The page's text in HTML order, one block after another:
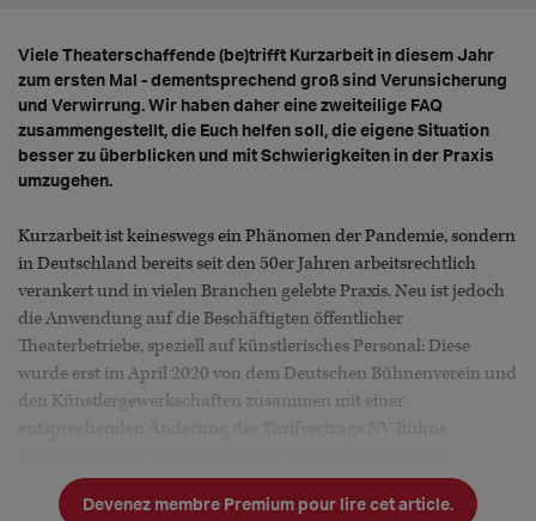
Viele Theaterschaffende (be)trifft Kurzarbeit in diesem Jahr
zum ersten Mal - dementsprechend groß sind Verunsicherung
und Verwirrung. Wir haben daher eine zweiteilige FAQ
zusammengestellt, die Euch helfen soll, die eigene Situation
besser zu überblicken und mit Schwierigkeiten in der Praxis
umzugehen.
Kurzarbeit ist keineswegs ein Phänomen der Pandemie, sondern
in Deutschland bereits seit den 50er Jahren arbeitsrechtlich
verankert und in vielen Branchen gelebte Praxis. Neu ist jedoch
die Anwendung auf die Beschäftigten öffentlicher
Theaterbetriebe, speziell auf künstlerisches Personal: Diese
wurde erst im April 2020 von dem Deutschen Bühnenverein und
den Künstlergewerkschaften zusammen mit einer
Präzedenzfälle gibt es nicht. Entsprechend groß sind die
Verunsicherung des Einzelnen, aber
Devenez membre Premium pour lire cet article.